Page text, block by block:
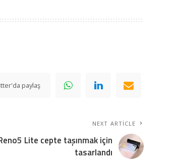
paylaş
NEXT ARTICLE
Lite cepte taşınmak için
tasarlandı